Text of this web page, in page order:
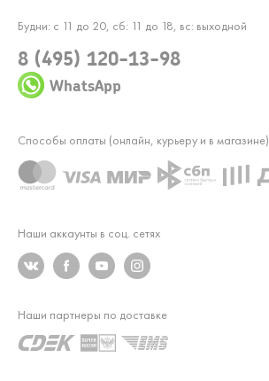
Будни: с 11 до 20, сб: 11 до 18, вс: выходной
8 (495) 120-13-98
WhatsApp
Наши аккаунты в соц. сетях
Способы оплаты (онлайн, курьеру и в магазине)
Наши партнеры по доставке